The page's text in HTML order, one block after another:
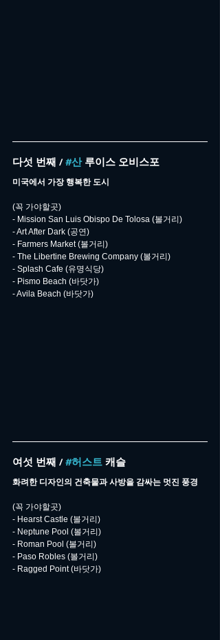
다섯 번째 / #산 루이스 오비스포
미국에서 가장 행복한 도시
(꼭 가야할곳)
- Mission San Luis Obispo De Tolosa (볼거리)
- Art After Dark (공연)
- Farmers Market (볼거리)
- The Libertine Brewing Company (볼거리)
- Splash Cafe (유명식당)
- Pismo Beach (바닷가)
- Avila Beach (바닷가)
여섯 번째 / #허스트 캐슬
화려한 디자인의 건축물과 사방을 감싸는 멋진 풍경
(꼭 가야할곳)
- Hearst Castle (볼거리)
- Neptune Pool (볼거리)
- Roman Pool (볼거리)
- Paso Robles (볼거리)
- Ragged Point (바닷가)